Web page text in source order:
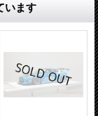
います